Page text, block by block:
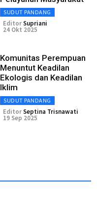
SUDUT PANDANG
EditorSupriani
24 Okt 2025
Komunitas Perempuan
Menuntut Keadilan
Ekologis dan Keadilan
Iklim
SUDUT PANDANG
EditorSeptina Trisnawati
19 Sep 2025